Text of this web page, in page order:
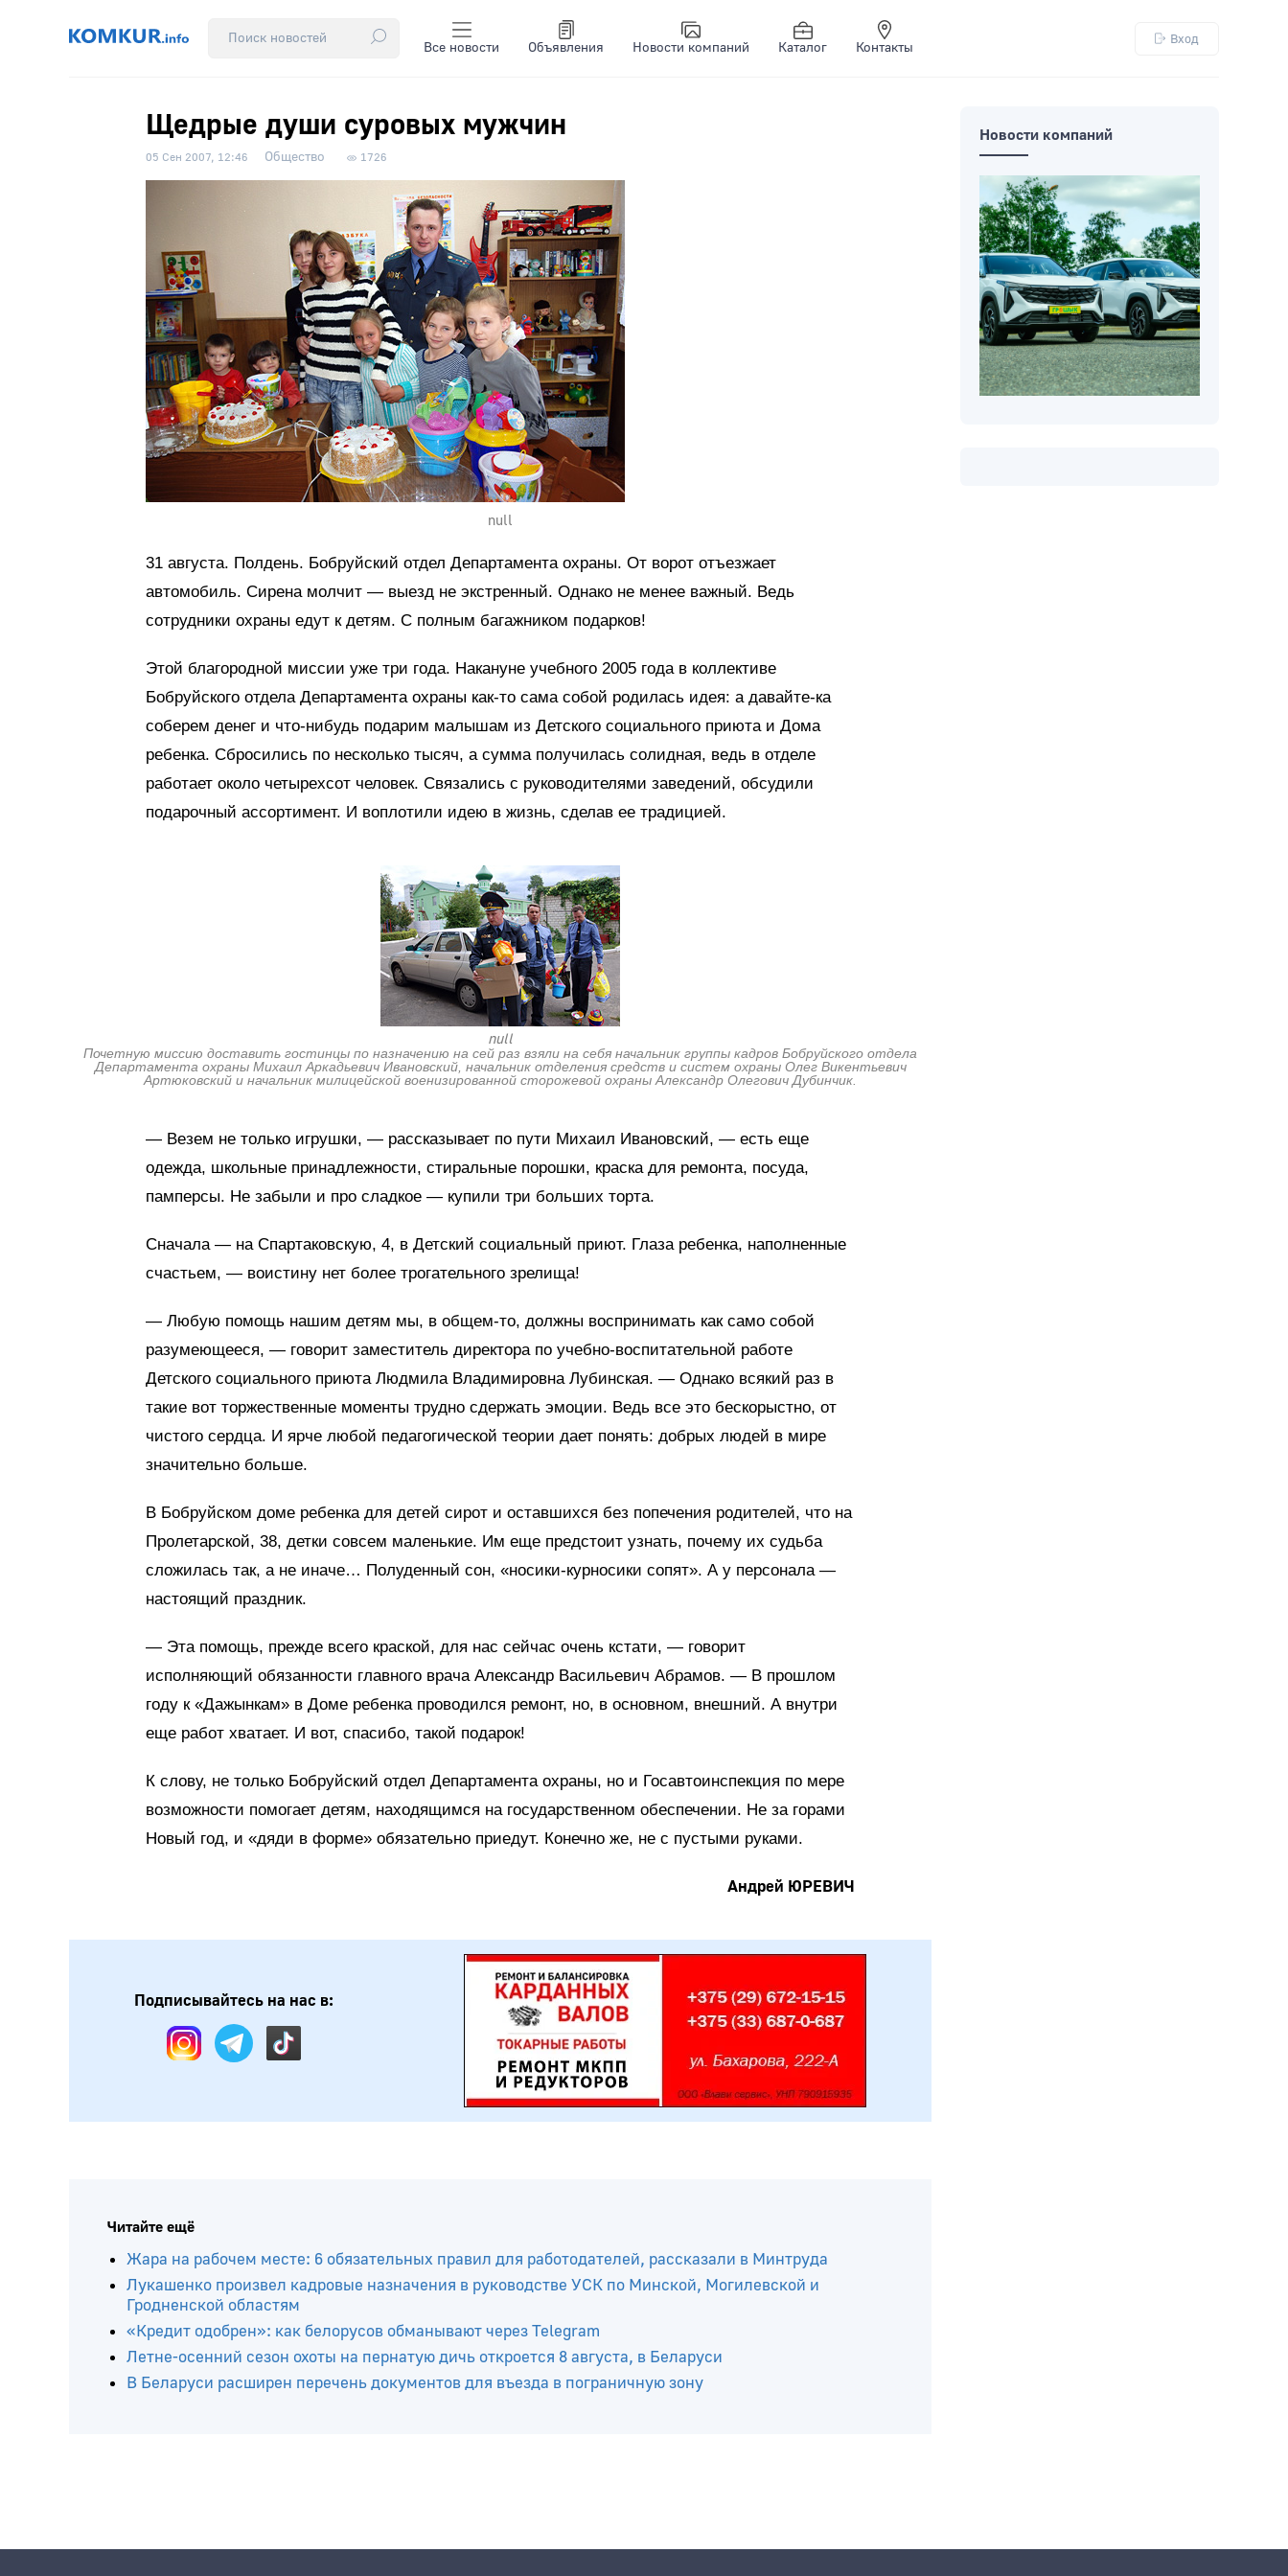
Все новости Объявления Новости компаний Каталог Контакты
Вход
Щедрые души суровых мужчин
05 Сен 2007, 12:46 Общество 1726
null
31 августа. Полдень. Бобруйский отдел Департамента охраны. От ворот отъезжает
автомобиль. Сирена молчит — выезд не экстренный. Однако не менее важный. Ведь
сотрудники охраны едут к детям. С полным багажником подарков!
Этой благородной миссии уже три года. Накануне учебного 2005 года в коллективе
Бобруйского отдела Департамента охраны как-то сама собой родилась идея: а давайте-ка
соберем денег и что-нибудь подарим малышам из Детского социального приюта и Дома
ребенка. Сбросились по несколько тысяч, а сумма получилась солидная, ведь в отделе
работает около четырехсот человек. Связались с руководителями заведений, обсудили
подарочный ассортимент. И воплотили идею в жизнь, сделав ее традицией.
null
Почетную миссию доставить гостинцы по назначению на сей раз взяли на себя начальник группы кадров Бобруйского отдела
Департамента охраны Михаил Аркадьевич Ивановский, начальник отделения средств и систем охраны Олег Викентьевич
Артюковский и начальник милицейской военизированной сторожевой охраны Александр Олегович Дубинчик.
— Везем не только игрушки, — рассказывает по пути Михаил Ивановский, — есть еще
одежда, школьные принадлежности, стиральные порошки, краска для ремонта, посуда,
памперсы. Не забыли и про сладкое — купили три больших торта.
Сначала — на Спартаковскую, 4, в Детский социальный приют. Глаза ребенка, наполненные
счастьем, — воистину нет более трогательного зрелища!
— Любую помощь нашим детям мы, в общем-то, должны воспринимать как само собой
разумеющееся, — говорит заместитель директора по учебно-воспитательной работе
Детского социального приюта Людмила Владимировна Лубинская. — Однако всякий раз в
такие вот торжественные моменты трудно сдержать эмоции. Ведь все это бескорыстно, от
чистого сердца. И ярче любой педагогической теории дает понять: добрых людей в мире
значительно больше.
В Бобруйском доме ребенка для детей сирот и оставшихся без попечения родителей, что на
Пролетарской, 38, детки совсем маленькие. Им еще предстоит узнать, почему их судьба
сложилась так, а не иначе… Полуденный сон, «носики-курносики сопят». А у персонала —
настоящий праздник.
— Эта помощь, прежде всего краской, для нас сейчас очень кстати, — говорит
исполняющий обязанности главного врача Александр Васильевич Абрамов. — В прошлом
году к «Дажынкам» в Доме ребенка проводился ремонт, но, в основном, внешний. А внутри
еще работ хватает. И вот, спасибо, такой подарок!
К слову, не только Бобруйский отдел Департамента охраны, но и Госавтоинспекция по мере
возможности помогает детям, находящимся на государственном обеспечении. Не за горами
Новый год, и «дяди в форме» обязательно приедут. Конечно же, не с пустыми руками.
Андрей ЮРЕВИЧ
Подписывайтесь на нас в:
Читайте ещё
Жара на рабочем месте: 6 обязательных правил для работодателей, рассказали в Минтруда
Лукашенко произвел кадровые назначения в руководстве УСК по Минской, Могилевской и
Гродненской областям
«Кредит одобрен»: как белорусов обманывают через Telegram
Летне-осенний сезон охоты на пернатую дичь откроется 8 августа, в Беларуси
В Беларуси расширен перечень документов для въезда в пограничную зону
Новости компаний